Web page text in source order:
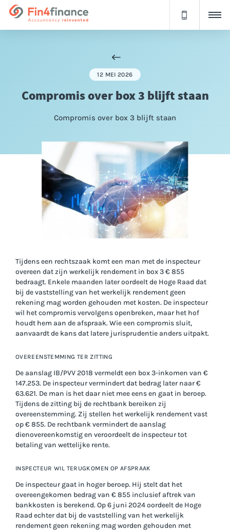
12 MEI 2026
Compromis over box 3 blijft staan
Compromis over box 3 blijft staan
Tijdens een rechtszaak komt een man met de inspecteur
overeen dat zijn werkelijk rendement in box 3 € 855
bedraagt. Enkele maanden later oordeelt de Hoge Raad dat
bij de vaststelling van het werkelijk rendement geen
rekening mag worden gehouden met kosten. De inspecteur
wil het compromis vervolgens openbreken, maar het hof
houdt hem aan de afspraak. Wie een compromis sluit,
aanvaardt de kans dat latere jurisprudentie anders uitpakt.
OVEREENSTEMMING TER ZITTING
De aanslag IB/PVV 2018 vermeldt een box 3-inkomen van €
147.253. De inspecteur vermindert dat bedrag later naar €
63.621. De man is het daar niet mee eens en gaat in beroep.
Tijdens de zitting bij de rechtbank bereiken zij
overeenstemming. Zij stellen het werkelijk rendement vast
op € 855. De rechtbank vermindert de aanslag
dienovereenkomstig en veroordeelt de inspecteur tot
betaling van wettelijke rente.
INSPECTEUR WIL TERUGKOMEN OP AFSPRAAK
De inspecteur gaat in hoger beroep. Hij stelt dat het
overeengekomen bedrag van € 855 inclusief aftrek van
bankkosten is berekend. Op 6 juni 2024 oordeelt de Hoge
Raad echter dat bij de vaststelling van het werkelijk
rendement geen rekening mag worden gehouden met